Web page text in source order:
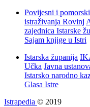
Povijesni i
istraživanja Rovinj
zajednica Istarske
Sajam knjige u Istri
Istarska županija
Učka Javna
Istarsko narodno
Glasa Istre
Istrapedia © 2019